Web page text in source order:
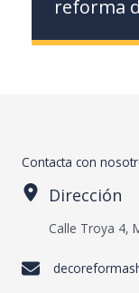
reforma
Contacta con
Dirección
Calle Troya 4,